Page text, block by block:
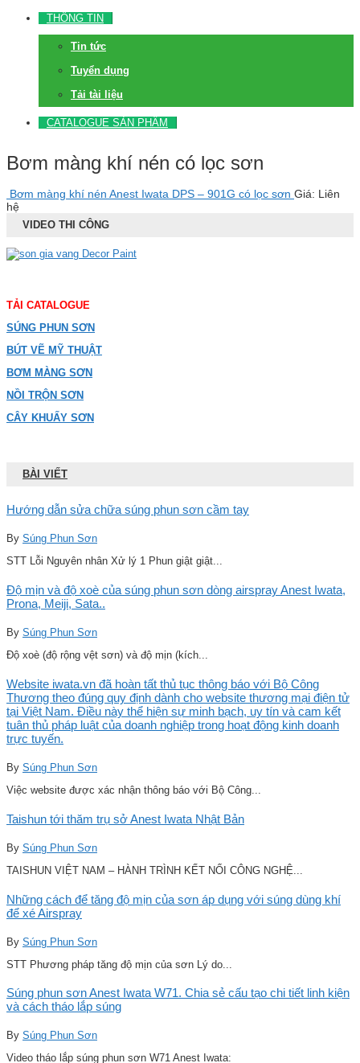
THÔNG TIN
Tin tức
Tuyển dụng
Tải tài liệu
CATALOGUE SẢN PHẨM
Bơm màng khí nén có lọc sơn
Bơm màng khí nén Anest Iwata DPS – 901G có lọc sơn Giá: Liên
hệ
VIDEO THI CÔNG
TẢI CATALOGUE
SÚNG PHUN SƠN
BÚT VẼ MỸ THUẬT
BƠM MÀNG SƠN
NỒI TRỘN SƠN
CÂY KHUẤY SƠN
BÀI VIẾT
Hướng dẫn sửa chữa súng phun sơn cầm tay
By Súng Phun Sơn
STT Lỗi Nguyên nhân Xử lý 1 Phun giật giật...
Độ mịn và độ xoè của súng phun sơn dòng airspray Anest Iwata,
Prona, Meiji, Sata..
By Súng Phun Sơn
Độ xoè (độ rộng vệt sơn) và độ mịn (kích...
Website iwata.vn đã hoàn tất thủ tục thông báo với Bộ Công
Thương theo đúng quy định dành cho website thương mại điện tử
tại Việt Nam. Điều này thể hiện sự minh bạch, uy tín và cam kết
tuân thủ pháp luật của doanh nghiệp trong hoạt động kinh doanh
trực tuyến.
By Súng Phun Sơn
Việc website được xác nhận thông báo với Bộ Công...
Taishun tới thăm trụ sở Anest Iwata Nhật Bản
By Súng Phun Sơn
TAISHUN VIỆT NAM – HÀNH TRÌNH KẾT NỐI CÔNG NGHỆ...
Những cách để tăng độ mịn của sơn áp dụng với súng dùng khí
để xé Airspray
By Súng Phun Sơn
STT Phương pháp tăng độ mịn của sơn Lý do...
Súng phun sơn Anest Iwata W71. Chia sẻ cấu tạo chi tiết linh kiện
và cách tháo lắp súng
By Súng Phun Sơn
Video tháo lắp súng phun sơn W71 Anest Iwata: